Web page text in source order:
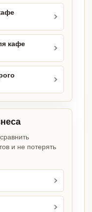
кафе
и не потерять